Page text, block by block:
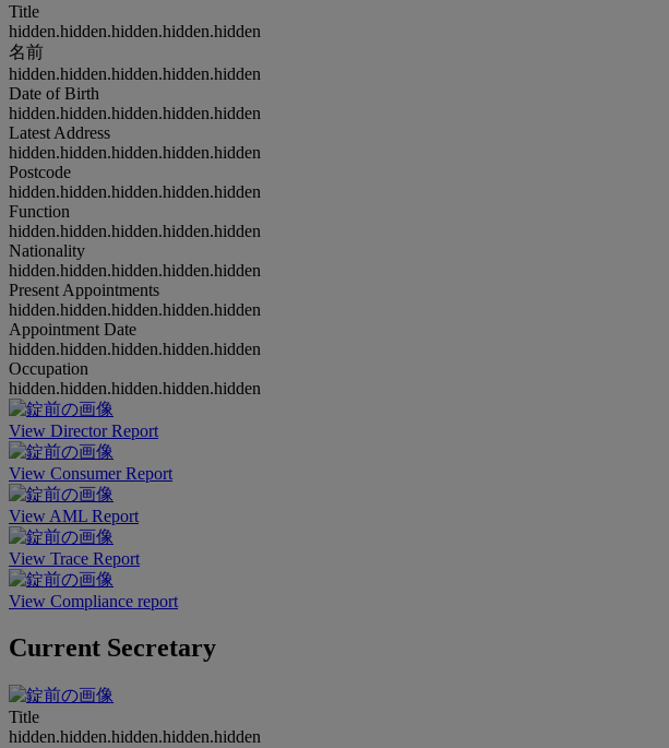
Title
hidden.hidden.hidden.hidden.hidden
名前
hidden.hidden.hidden.hidden.hidden
Date of Birth
hidden.hidden.hidden.hidden.hidden
Latest Address
hidden.hidden.hidden.hidden.hidden
Postcode
hidden.hidden.hidden.hidden.hidden
Function
hidden.hidden.hidden.hidden.hidden
Nationality
hidden.hidden.hidden.hidden.hidden
Present Appointments
hidden.hidden.hidden.hidden.hidden
Appointment Date
hidden.hidden.hidden.hidden.hidden
Occupation
hidden.hidden.hidden.hidden.hidden
View Director Report
View Consumer Report
View AML Report
View Trace Report
View Compliance report
Current Secretary
Title
hidden.hidden.hidden.hidden.hidden